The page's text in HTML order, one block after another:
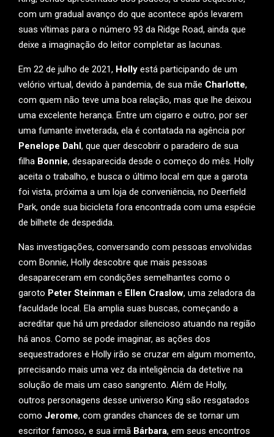
com um gradual avanço do que acontece após levarem
suas vítimas para o número 93 da Ridge Road, ainda que
deixe a imaginação do leitor completar as lacunas.
Em 22 de julho de 2021, Holly está participando de um
velório virtual, devido à pandemia, de sua mãe Charlotte,
com quem não teve uma boa relação, mas que lhe deixou
uma excelente herança. Entre um cigarro e outro, por ser
uma fumante inveterada, ela é contatada na agência por
Penelope Dahl, que quer descobrir o paradeiro de sua
filha Bonnie, desaparecida desde o começo do mês. Holly
aceita o trabalho, e busca o último local em que a garota
foi vista, próxima a um loja de conveniência, no Deerfield
Park, onde sua bicicleta fora encontrada com uma espécie
de bilhete de despedida.
Nas investigações, conversando com pessoas envolvidas
com Bonnie, Holly descobre que mais pessoas
desapareceram em condições semelhantes como o
garoto Peter Steinman e Ellen Craslow, uma zeladora da
faculdade local. Ela amplia suas buscas, começando a
acreditar que há um predador silencioso atuando na região
há anos. Como se pode imaginar, as ações dos
sequestradores e Holly irão se cruzar em algum momento,
prrecisando mais uma vez da inteligência da detetive na
solução de mais um caso sangrento. Além de Holly,
outros personagens desse universo King são resgatados
como Jerome, com grandes chances de se tornar um
escritor famoso, e sua irmã Bárbara, em seus encontros